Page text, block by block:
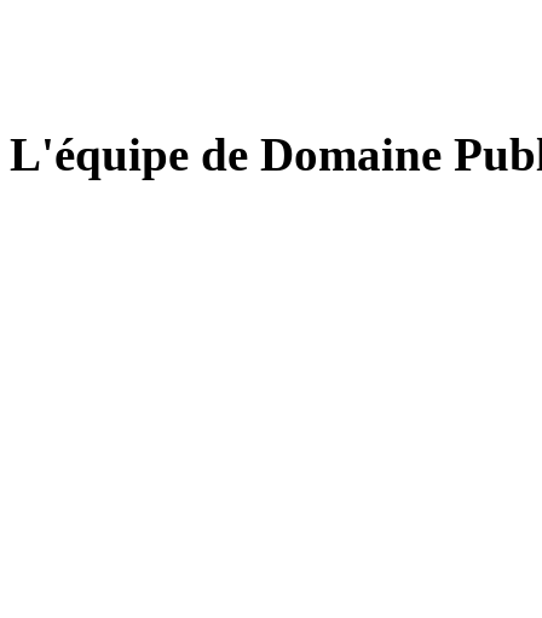
L'équipe de Domaine